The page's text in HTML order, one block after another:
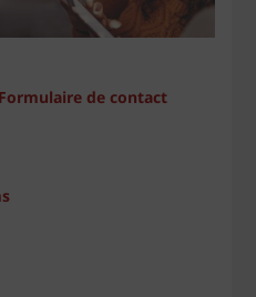
Formulaire de contact